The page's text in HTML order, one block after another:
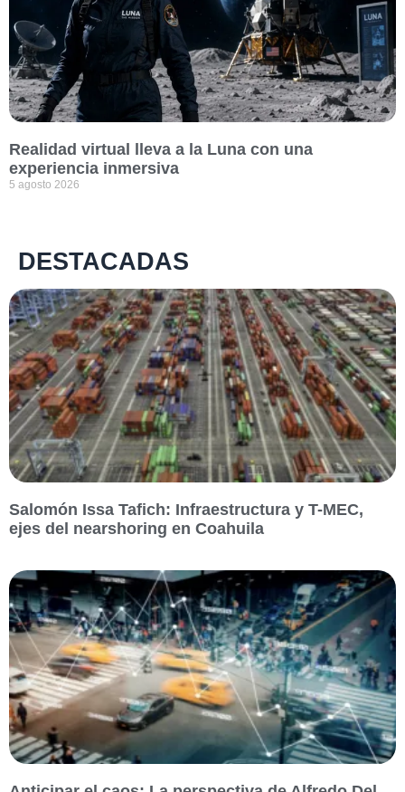
Realidad virtual lleva a la Luna con una
experiencia inmersiva
5 agosto 2026
DESTACADAS
Salomón Issa Tafich: Infraestructura y T-MEC,
ejes del nearshoring en Coahuila